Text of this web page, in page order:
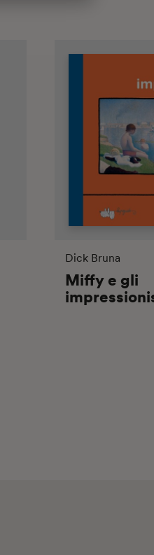
Dick Bruna
Miffy e gli